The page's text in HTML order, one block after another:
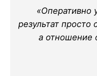
«Оперативно
результат
а отношение